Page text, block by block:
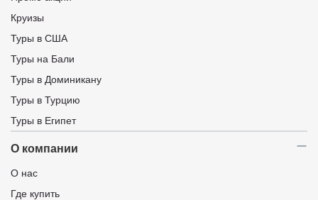
Круизы
Туры в США
Туры на Бали
Туры в Доминикану
Туры в Турцию
Туры в Египет
О компании
О нас
Где купить